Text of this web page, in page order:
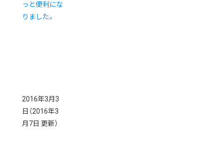
っと便利にな
りました。
2016年3月3
日 （2016年3
月7日 更新）